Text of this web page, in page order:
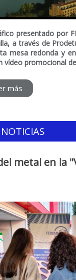
presentado por
a través de
mesa redonda y
promocional
más
metal en la